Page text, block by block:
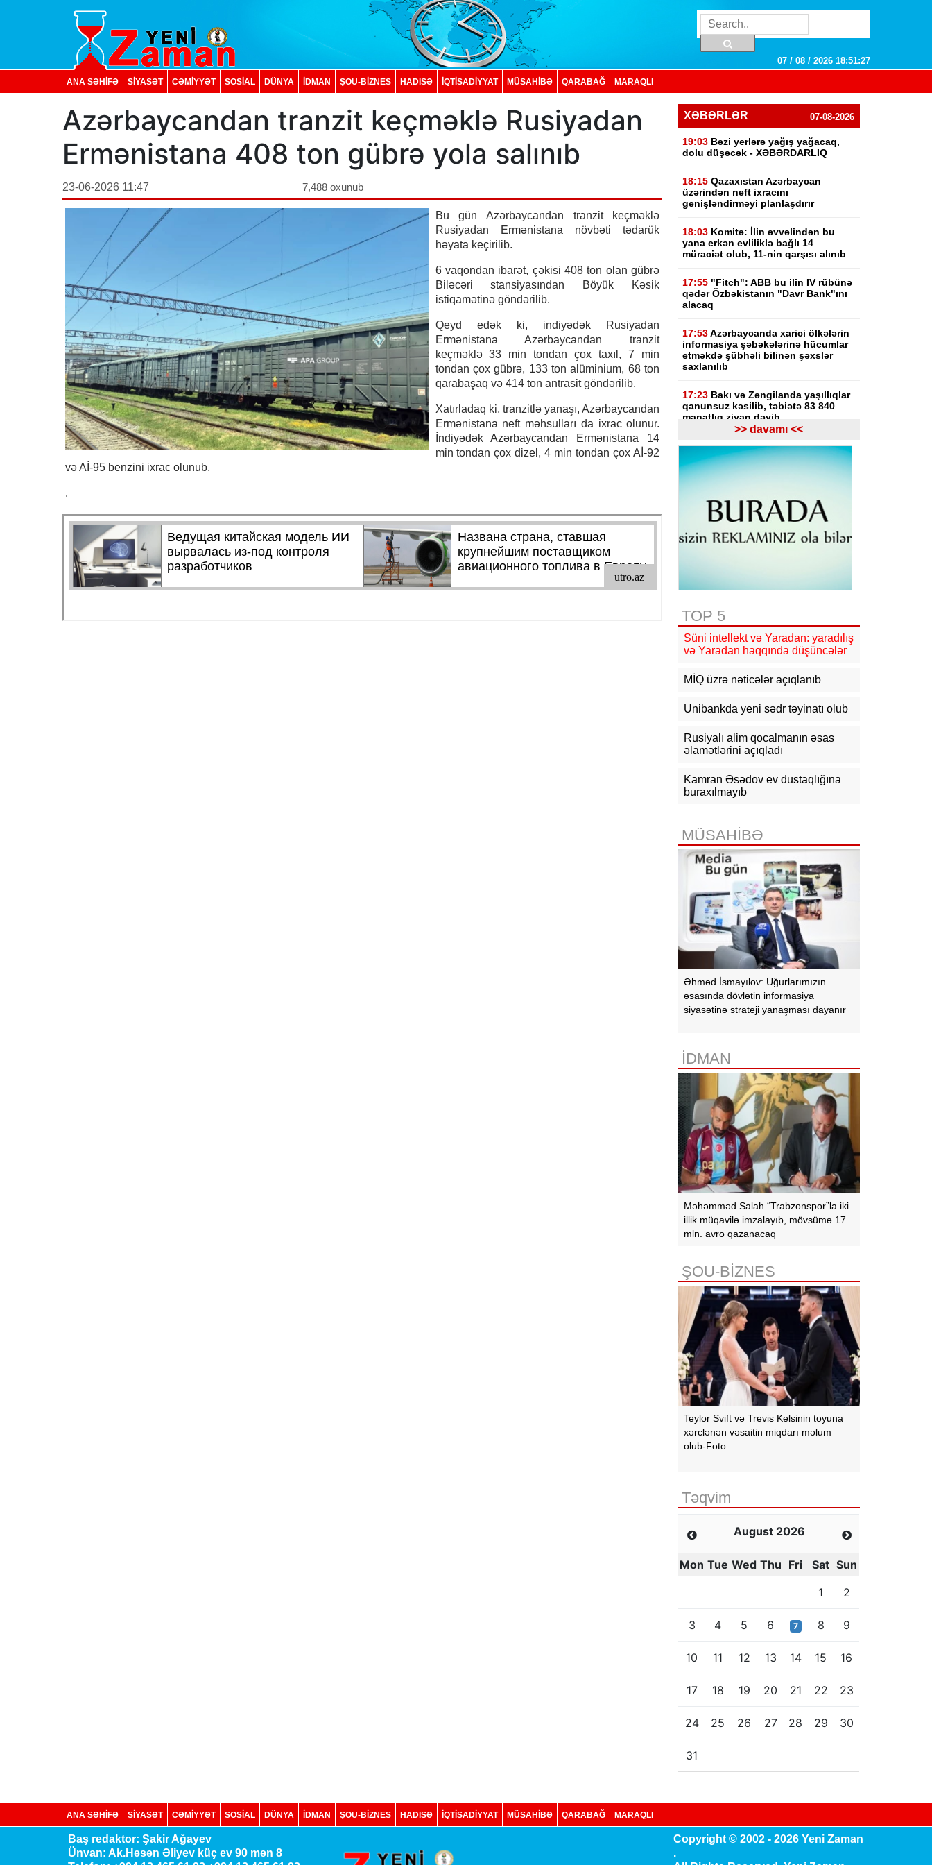
07 / 08 / 2026 18:51:28
ANA SƏHİFƏ SİYASƏT CƏMİYYƏT SOSIAL DÜNYA İDMAN ŞOU-BİZNES HADISƏ İQTISADIYYAT MÜSAHİBƏ QARABAĞ MARAQLI
Azərbaycandan tranzit keçməklə Rusiyadan
Ermənistana 408 ton gübrə yola salınıb
23-06-2026 11:47 7,488 oxunub
Bu gün Azərbaycandan tranzit keçməklə
Rusiyadan Ermənistana növbəti tədarük
həyata keçirilib.
6 vaqondan ibarət, çəkisi 408 ton olan gübrə
Biləcəri stansiyasından Böyük Kəsik
istiqamətinə göndərilib.
Qeyd edək ki, indiyədək Rusiyadan
Ermənistana Azərbaycandan tranzit
keçməklə 33 min tondan çox taxıl, 7 min
tondan çox gübrə, 133 ton alüminium, 68 ton
qarabaşaq və 414 ton antrasit göndərilib.
Xatırladaq ki, tranzitlə yanaşı, Azərbaycandan
Ermənistana neft məhsulları da ixrac olunur.
İndiyədək Azərbaycandan Ermənistana 14
min tondan çox dizel, 4 min tondan çox Aİ-92
və Aİ-95 benzini ixrac olunub.
.
XƏBƏRLƏR 07-08-2026
19:03 Bəzi yerlərə yağış yağacaq,
dolu düşəcək - XƏBƏRDARLIQ
18:15 Qazaxıstan Azərbaycan
üzərindən neft ixracını
genişləndirməyi planlaşdırır
18:03 Komitə: İlin əvvəlindən bu
yana erkən evliliklə bağlı 14
müraciət olub, 11-nin qarşısı alınıb
17:55 "Fitch": ABB bu ilin IV rübünə
qədər Özbəkistanın "Davr Bank"ını
alacaq
17:53 Azərbaycanda xarici ölkələrin
informasiya şəbəkələrinə hücumlar
etməkdə şübhəli bilinən şəxslər
saxlanılıb
17:23 Bakı və Zəngilanda yaşıllıqlar
qanunsuz kəsilib, təbiətə 83 840
manatlıq ziyan dəyib
17:09 Bakıda estetik əməliyyatdan
sonra pasiyentin ölüm faktı üzrə
araşdırma başlayıb
aldadan şəxs saxlanılıb
16:39 Səfərbərlik Xidmətinin
rüşvətlə bağlı həbs olunan 3
16:10 Jurnalistika ixtisası üzrə
qabiliyyət imtahanının nəticələri
açıqlanıb
15:50 Ədliyyə naziri Lerik rayonunda
vətəndaşları qəbul edib
15:24 Bakının mərkəzində 3
söndürülüb, 2 nəfər tüstüdən
zəhərlənib
15:02 Ukrayna aqrar sektora yardım
üçün Aİ-dən 220 milyon avro istəyir
və Pakistan Məkkə Sazişini
imzalayıb: Üzvlərdən birinə hücum
hamısına hücum sayılacaq
>> davamı <<
TOP 5
Süni intellekt və Yaradan: yaradılış
və Yaradan haqqında düşüncələr
MİQ üzrə nəticələr açıqlanıb
Unibankda yeni sədr təyinatı olub
Rusiyalı alim qocalmanın əsas
əlamətlərini açıqladı
Kamran Əsədov ev dustaqlığına
buraxılmayıb
MÜSAHİBƏ
Əhməd İsmayılov: Uğurlarımızın
əsasında dövlətin informasiya
siyasətinə strateji yanaşması dayanır
İDMAN
Məhəmməd Salah “Trabzonspor”la iki
illik müqavilə imzalayıb, mövsümə 17
mln. avro qazanacaq
ŞOU-BİZNES
Teylor Svift və Trevis Kelsinin toyuna
xərclənən vəsaitin miqdarı məlum
olub-Foto
Təqvim
August 2026
Mon Tue Wed Thu Fri Sat Sun
1
2
3 4 5 6 7 8 9
10 11 12 13 14 15 16
17 18 19 20 21 22 23
24 25 26 27 28 29 30
31
ANA SƏHİFƏ SİYASƏT CƏMİYYƏT SOSIAL DÜNYA İDMAN ŞOU-BİZNES HADISƏ İQTISADIYYAT MÜSAHİBƏ QARABAĞ MARAQLI
Baş redaktor: Şakir Ağayev
Ünvan: Ak.Həsən Əliyev küç ev 90 mən 8
Copyright © 2002 - 2026 Yeni Zaman
.